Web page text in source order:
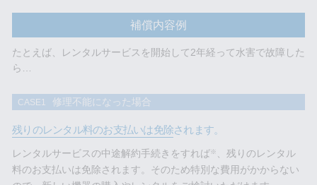
補償内容例
たとえば、レンタルサービスを開始して2年経って水害で故障した
ら…
CASE1 修理不能になった場合
残りのレンタル料のお支払いは免除されます。
レンタルサービスの中途解約手続きをすれば※
、残りのレンタル
料のお支払いは免除されます。そのため特別な費用がかからない